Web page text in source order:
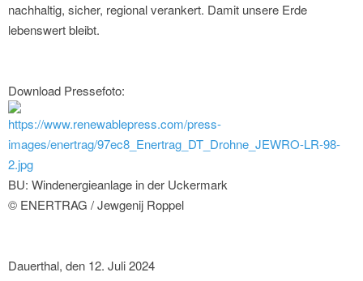
nachhaltig, sicher, regional verankert. Damit unsere Erde
lebenswert bleibt.
Download Pressefoto:
https://www.renewablepress.com/press-
images/enertrag/97ec8_Enertrag_DT_Drohne_JEWRO-LR-98-
2.jpg
BU: Windenergieanlage in der Uckermark
© ENERTRAG / Jewgenij Roppel
Dauerthal, den 12. Juli 2024